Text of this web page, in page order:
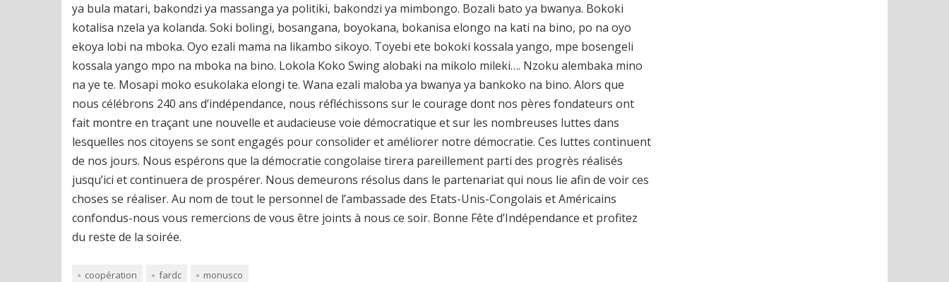
ya bula matari, bakondzi ya massanga ya politiki, bakondzi ya mimbongo. Bozali bato ya bwanya. Bokoki
kotalisa nzela ya kolanda. Soki bolingi, bosangana, boyokana, bokanisa elongo na kati na bino, po na oyo
ekoya lobi na mboka. Oyo ezali mama na likambo sikoyo. Toyebi ete bokoki kossala yango, mpe bosengeli
kossala yango mpo na mboka na bino. Lokola Koko Swing alobaki na mikolo mileki…. Nzoku alembaka mino
na ye te. Mosapi moko esukolaka elongi te. Wana ezali maloba ya bwanya ya bankoko na bino. Alors que
nous célébrons 240 ans d’indépendance, nous réfléchissons sur le courage dont nos pères fondateurs ont
fait montre en traçant une nouvelle et audacieuse voie démocratique et sur les nombreuses luttes dans
lesquelles nos citoyens se sont engagés pour consolider et améliorer notre démocratie. Ces luttes continuent
de nos jours. Nous espérons que la démocratie congolaise tirera pareillement parti des progrès réalisés
jusqu’ici et continuera de prospérer. Nous demeurons résolus dans le partenariat qui nous lie afin de voir ces
choses se réaliser. Au nom de tout le personnel de l’ambassade des Etats-Unis-Congolais et Américains
confondus-nous vous remercions de vous être joints à nous ce soir. Bonne Fête d’Indépendance et profitez
du reste de la soirée.
coopération fardc monusco